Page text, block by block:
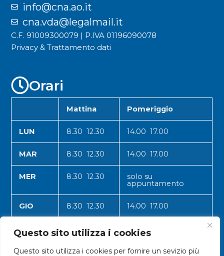
Questo sito utilizza i cookies
Questo sito utilizza i cookies per fornire un sevizio più
info@cna.ao.it
cna.vda@legalmail.it
C.F. 91009300079 | P.IVA 01196090078
Privacy & Trattamento dati
Orari
Mattina Pomeriggio
LUN 8.30 12.30 14.00 17.00
MAR 8.30 12.30 14.00 17.00
MER 8.30 12.30 solo su
appuntamento
GIO 8.30 12.30 14.00 17.00
VEN 8.30 12.30 14.00 17.00